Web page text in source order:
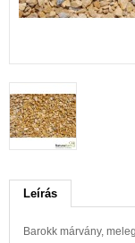
Leírás
Barokk márvány,